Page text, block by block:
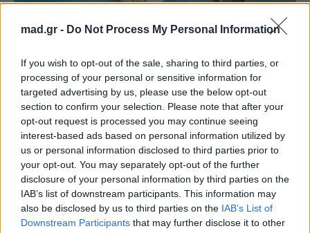
mad.gr - Do Not Process My Personal Information
If you wish to opt-out of the sale, sharing to third parties, or
processing of your personal or sensitive information for
targeted advertising by us, please use the below opt-out
section to confirm your selection. Please note that after your
opt-out request is processed you may continue seeing
interest-based ads based on personal information utilized by
us or personal information disclosed to third parties prior to
your opt-out. You may separately opt-out of the further
disclosure of your personal information by third parties on the
IAB’s list of downstream participants. This information may
also be disclosed by us to third parties on the IAB’s List of
Downstream Participants that may further disclose it to other
με επιφυλάξεις – Ποιες
παραλίες έχουν
χαρακτηριστεί
ακατάλληλες
04.07.2026
«Will you marry me?»
που έχουμε δει ποτέ –
Το ζευγάρι που
σκαρφάλωσε στο
Empire State Building
02.07.2026